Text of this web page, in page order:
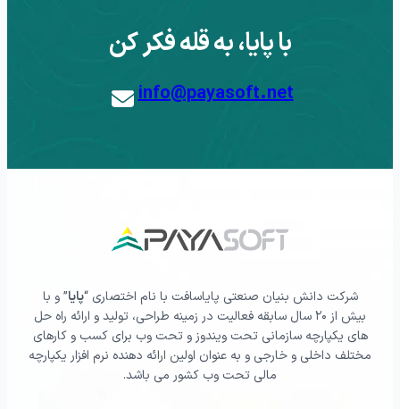
با پایا، به قله فکر کن
info@payasoft.net
شرکت دانش بنیان صنعتی پایاسافت با نام اختصاری “پایا” و با
بیش از ۲۰ سال سابقه فعالیت در زمینه طراحی، تولید و ارائه راه حل
های یکپارچه سازمانی تحت ویندوز و تحت وب برای کسب و کارهای
مختلف داخلی و خارجی و به عنوان اولین ارائه دهنده نرم افزار یکپارچه
مالی تحت وب کشور می باشد.